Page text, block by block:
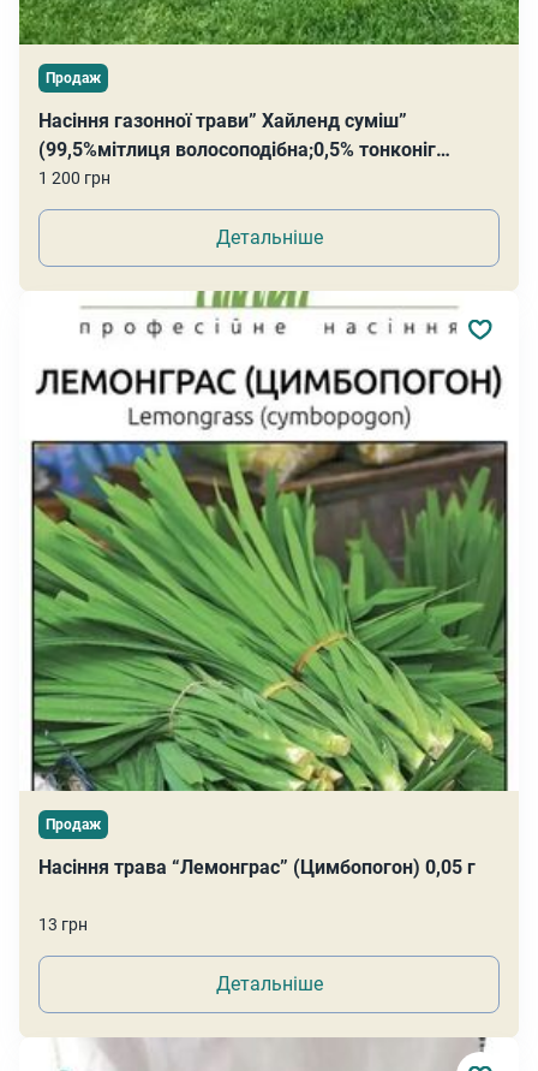
Продаж
Насіння газонної трави” Хайленд суміш”
(99,5%мітлиця волосоподібна;0,5% тонконіг
лучний)
1 200 грн
Детальніше
Продаж
Насіння трава “Лемонграс” (Цимбопогон) 0,05 г
13 грн
Детальніше